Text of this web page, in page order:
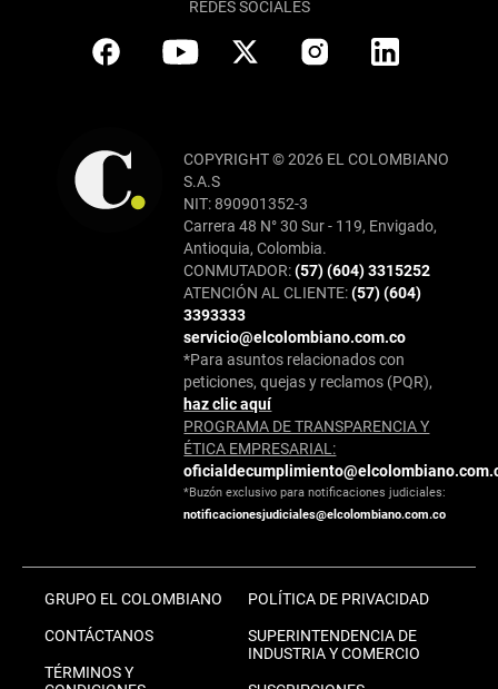
REDES SOCIALES
COPYRIGHT © 2026 EL COLOMBIANO
S.A.S
NIT: 890901352-3
Carrera 48 N° 30 Sur - 119, Envigado,
Antioquia, Colombia.
CONMUTADOR:(57) (604) 3315252
ATENCIÓN AL CLIENTE:(57) (604)
3393333
servicio@elcolombiano.com.co
*Para asuntos relacionados con
peticiones, quejas y reclamos (PQR),
haz clic aquí
PROGRAMA DE TRANSPARENCIA Y
ÉTICA EMPRESARIAL:
*Buzón exclusivo para notificaciones judiciales:
notificacionesjudiciales@elcolombiano.com.co
GRUPO EL COLOMBIANO
CONTÁCTANOS
TÉRMINOS Y
POLÍTICA DE PRIVACIDAD
SUPERINTENDENCIA DE
INDUSTRIA Y COMERCIO